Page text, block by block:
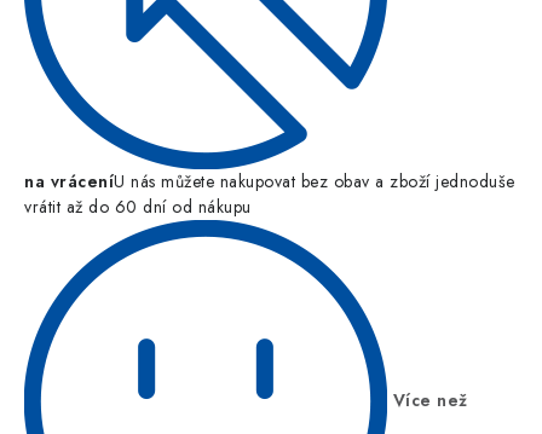
na vráceníU nás můžete nakupovat bez obav a zboží jednoduše
vrátit až do 60 dní od nákupu
Více než